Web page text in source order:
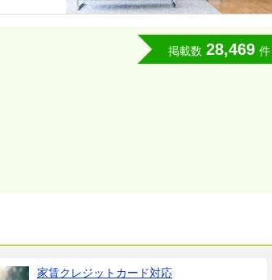
掲載数 28,469 件
家賃クレジットカード対応